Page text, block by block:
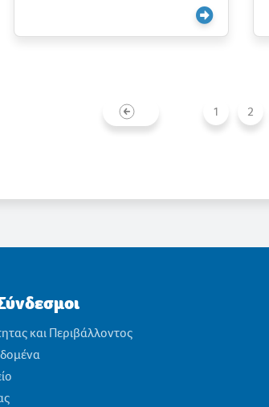
1 2
και Περιβάλλοντος